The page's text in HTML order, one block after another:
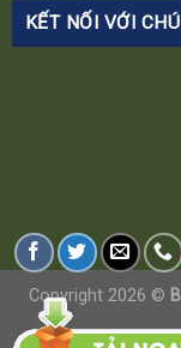
KẾT NỐI VỚI
Copyright 2026 ©